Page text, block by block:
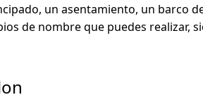
un asentamiento, un barco
de nombre que puedes realizar,